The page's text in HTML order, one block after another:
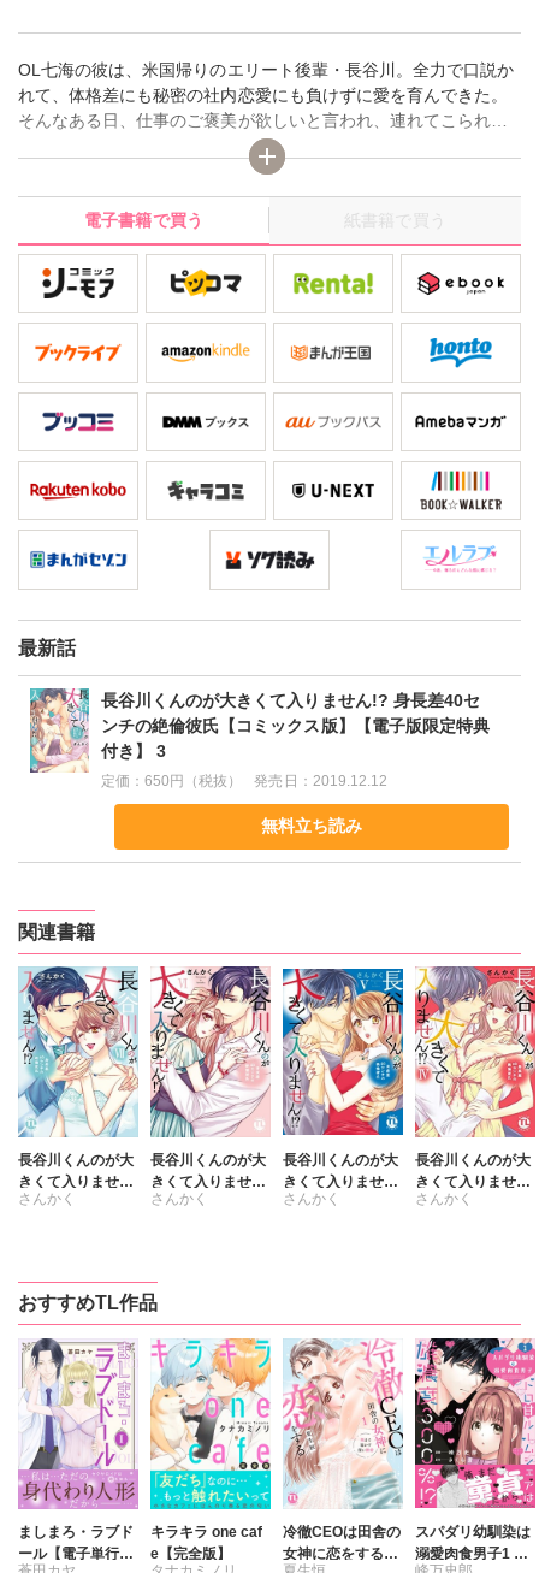
OL七海の彼は、米国帰りのエリート後輩・長谷川。全力で口説か
れて、体格差にも秘密の社内恋愛にも負けずに愛を育んできた。
そんなある日、仕事のご褒美が欲しいと言われ、連れてこられた
のはホテルのスイートルーム。一緒にお風呂なんて恥ずかしすぎ
るけど、こんな豪華なサプライズされたら断れないよ――…。生
まれたままの姿で、からだのすみずみまで彼の指でいやらしく洗
われて――!?「今夜は初めてのこと…いっぱいしましょうね？」
大人気作の電子単行本第3巻!!【発行元:秋水社/発行・発売:大都
社】 ◆収録内容◆ 「長谷川くんのが大きくて入りません!? 身長差
40センチの絶倫彼氏」第10話～第13話 紙単行本収録の描き下ろし
漫画紙単行本3巻収録のカバーイラスト電子単行本版限定描き下ろ
しイラスト ※本作品は、「長谷川くんのが大きくて入りません!?
身長差40センチの絶倫彼氏」第10話～第13話を収録した紙単行本
3巻を元に再編集したものです。※電子書籍「長谷川くんのが大き
くて入りません!? 身長差40センチの絶倫彼氏」5巻・6巻・7巻に
同内容の話数が含まれております。
電子書籍で買う 紙書籍で買う
最新話
長谷川くんのが大きくて入りません!? 身長差40セ
ンチの絶倫彼氏【コミックス版】【電子版限定特典
付き】 3
定価：650円（税抜） 発売日： 2019.12.12
無料立ち読み
関連書籍
長谷川くんのが大
きくて入りませ
ん!? 身長差40セ
付き】 7
さんかく
長谷川くんのが大
きくて入りませ
ん!? 身長差40セ
付き】 6
さんかく
長谷川くんのが大
きくて入りませ
ん!? 身長差40セ
さんかく
長谷川くんのが大
きくて入りませ
ん!? 身長差40セ
さんかく
おすすめTL作品
ましまろ・ラブド
ール【電子単行本
キラキラ one caf
e【完全版】
冷徹CEOは田舎の
女神に恋をする～
スパダリ幼馴染は
溺愛肉食男子1 ト